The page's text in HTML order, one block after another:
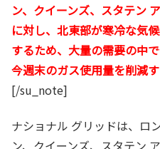
ン、クイーンズ、スタテン
に対し、北東部が寒冷な気
するため、大量の需要の中
今週末のガス使用量を削減
[/su_note]
ナショナル グリッドは、ロ